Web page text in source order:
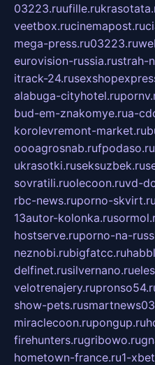
03223.ruufille.ru
veetbox.rucinemapost.ru
mega-press.ru03223.ru
eurovision-russia.rustrah-
itrack-24.ru
alabuga-cityhotel.ru
bud-em-znakomye.rua-
korolevremont-market.ru
oooagrosnab.rufpodaso.ru
ukrasotki.ruseksuzbek.ru
sovratili.ruolecoon.ruvd-
rbc-news.ruporno-skvirt.ru
13autor-kolonka.ru
hostserve.ruporno-na-
neznobi.rubigfatcc.ru
delfinet.rusilvernano.ru
velotrenajery.ru
show-pets.ru
miraclecoon.rupongup.ru
firehunters.rugribowo.ru
hometown-france.ru1-